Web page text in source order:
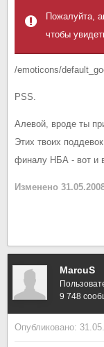
Пожалуйта,
чтобы
/emoticons/
PSS.
Алевой, вроде ты
Этих твоих
финалу НБА - вот и
Изменено
MarcuS
9 748
Опубликовано: